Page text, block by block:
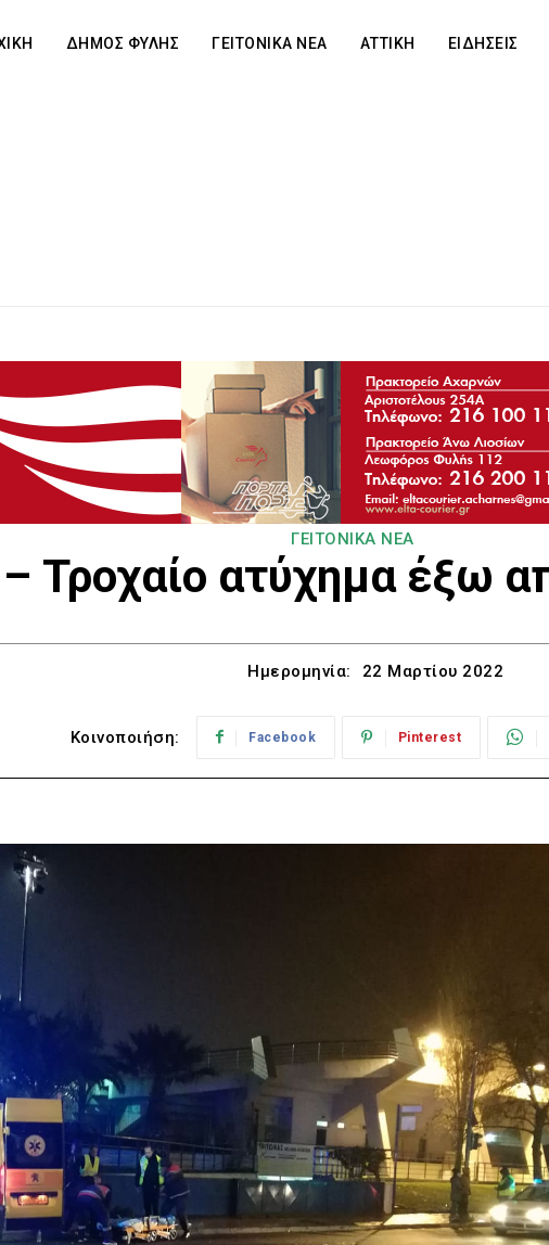
ΔΗΜΟΣ ΦΥΛΗΣ ΓΕΙΤΟΝΙΚΑ ΝΕΑ ΑΤΤΙΚΗ ΕΙΔΗΣΕΙΣ
ΓΕΙΤΟΝΙΚΑ ΝΕΑ
Τροχαίο ατύχημα έξω
Ημερομηνία: 22 Μαρτίου 2022
Κοινοποιήση: Facebook Pinterest